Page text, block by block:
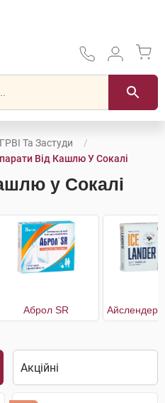
Та Застуди
Від Кашлю У Сокалі
у Сокалі
Аброл SR